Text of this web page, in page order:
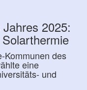
2025:
Kommunen des
eine
und